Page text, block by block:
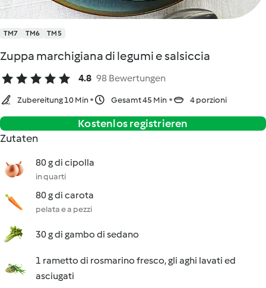
TM7 TM6 TM5
Zuppa marchigiana di legumi e salsiccia
4.8 98 Bewertungen
Zubereitung 10 Min Gesamt 45 Min 4 porzioni
Kostenlos registrieren
Zutaten
80 g di cipolla
in quarti
80 g di carota
pelata e a pezzi
30 g di gambo di sedano
1 rametto di rosmarino fresco, gli aghi lavati ed
asciugati